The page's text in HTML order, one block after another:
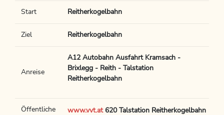
Start Reitherkogelbahn
Ziel Reitherkogelbahn
Anreise
A12 Autobahn Ausfahrt Kramsach -
Brixlegg - Reith - Talstation
Reitherkogelbahn
Öffentliche
www.vvt.at620 Talstation Reitherkogelbahn